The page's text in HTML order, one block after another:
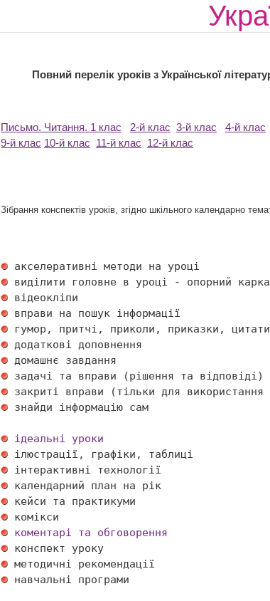
Повний перелік уроків з Української
Письмо. Читання. 1 клас 2-й клас 3-й клас 4-й клас
9-й клас 10-й клас 11-й клас 12-й клас
Зібрання конспектів уроків, згідно шкільного календарно
акселеративні методи
виділити головне в уроці -
вправи на пошук
гумор, притчі, приколи,
додаткові
домашнє
задачі та вправи (рішення та
закриті вправи (тільки для
знайди
ідеальні уроки
ілюстрації, графіки,
інтерактивні
календарний план
кейси та
коментарі та обговорення
конспект
методичні
навчальні